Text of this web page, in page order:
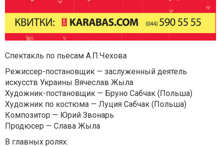
Спектакль по пьесам А.П.Чехова
Режиссер-постановщик — заслуженный деятель
искусств Украины Вячеслав Жыла
Художник-постановщик — Бруно Сабчак (Польша)
Художник по костюма — Луция Сабчак (Польша)
Композитор — Юрий Звонарь
Продюсер — Слава Жыла
В главных ролях: